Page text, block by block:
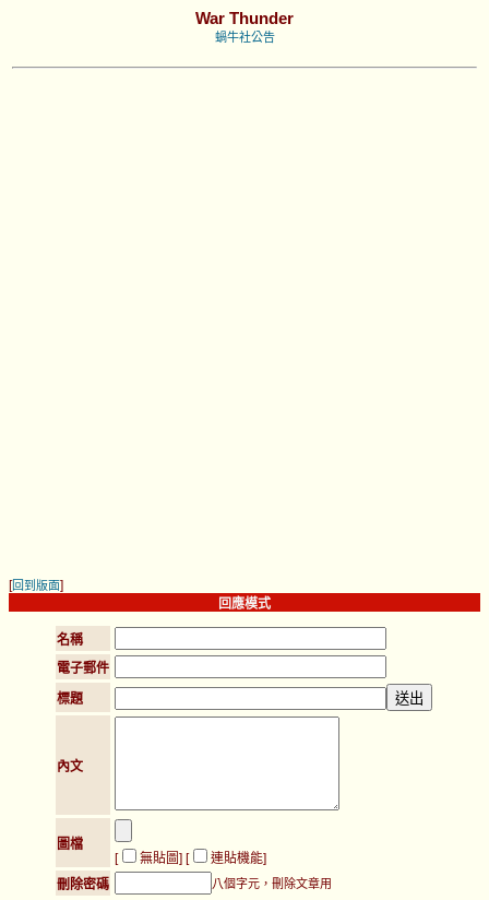
War Thunder
蝸牛社公告
[回到版面]
回應模式
名稱
電子郵件
標題
內文
圖檔
[
無貼圖] [ 連貼機能]
刪除密碼
八個字元，刪除文章用